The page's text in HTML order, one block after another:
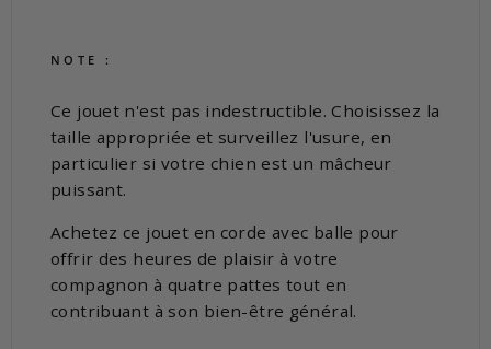
NOTE :
Ce jouet n'est pas indestructible. Choisissez la
taille appropriée et surveillez l'usure, en
particulier si votre chien est un mâcheur
puissant.
Achetez ce jouet en corde avec balle pour
offrir des heures de plaisir à votre
compagnon à quatre pattes tout en
contribuant à son bien-être général.